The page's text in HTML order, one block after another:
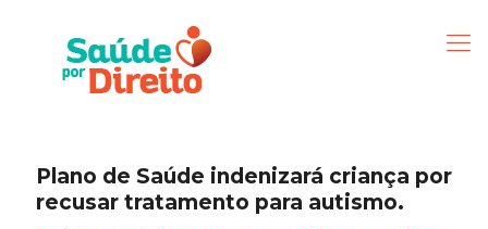
Plano de Saúde indenizará criança por
recusar tratamento para autismo.